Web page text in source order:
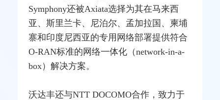
Symphony还被Axiata选择为其在马来西
亚、斯里兰卡、尼泊尔、孟加拉国、柬埔
寨和印度尼西亚的专用网络部署提供符合
O-RAN标准的网络一体化（network-in-a-
box）解决方案。
沃达丰还与NTT DOCOMO合作，致力于